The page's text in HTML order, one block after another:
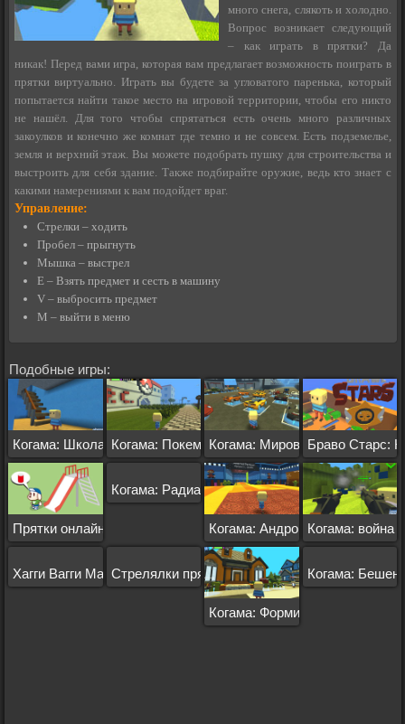
много снега, слякоть и холодно.
Вопрос возникает следующий
– как играть в прятки? Да
никак! Перед вами игра, которая вам предлагает возможность поиграть в
прятки виртуально. Играть вы будете за угловатого паренька, который
попытается найти такое место на игровой территории, чтобы его никто
не нашёл. Для того чтобы спрятаться есть очень много различных
закоулков и конечно же комнат где темно и не совсем. Есть подземелье,
земля и верхний этаж. Вы можете подобрать пушку для строительства и
выстроить для себя здание. Также подбирайте оружие, ведь кто знает с
какими намерениями к вам подойдет враг.
Управление:
Стрелки – ходить
Пробел – прыгнуть
Мышка – выстрел
E – Взять предмет и сесть в машину
V – выбросить предмет
M – выйти в меню
Подобные игры:
Когама: Школа Когама: ПокемоныКогама: Мировые Гонки
Браво Старс:
Прятки онлайн 3д
Когама: Радиатор-Спрингс
Когама: Андроид Паркур
Когама: война
Хагги Вагги МайнкрафтСтрелялки прятки онлайн
Когама: Формирование семьи
Когама: